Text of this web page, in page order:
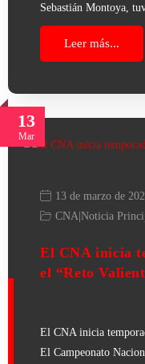
Sebastián Montoya,
Leer más...
13
Mar
13 de marzo de
CNA Noticia
El CNA inicia
el “Reto
El CNA inicia
El Campeonato